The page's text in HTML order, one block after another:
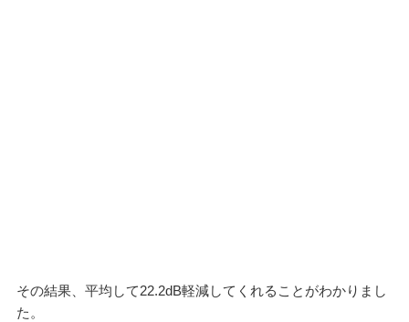
その結果、平均して22.2dB軽減してくれることがわかりまし
た。